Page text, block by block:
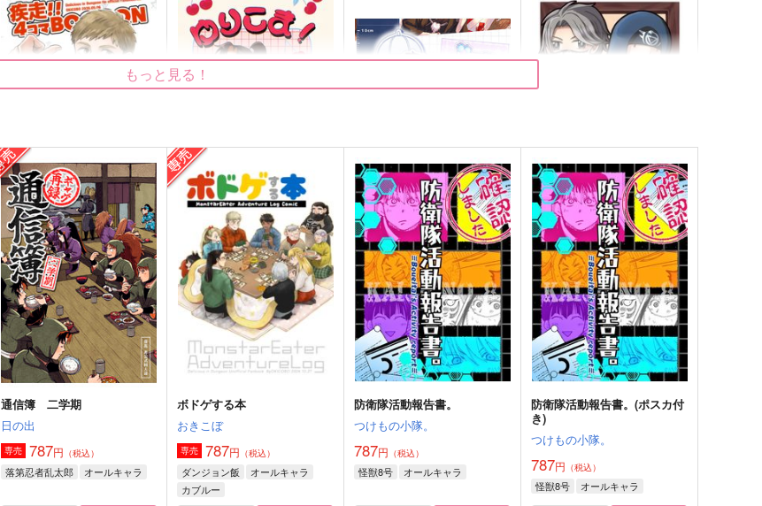
疾走！！4コマBOOOON
おきこぼ
787円（税込）
オールキャラ
サンプル 作品詳細
ゆりこま！
標本箱
787円（税込）
山田利吉×小松田秀作
サンプル 作品詳細
WEDDING アクリルスタンド
来世まで幸せ確定演出
2,357円（税込）
傭兵×占い師
サンプル 作品詳細
納占でコピキャどうでしょう
クラゲ狂想曲
1,100円（税込）
納棺師×占い師
サンプル 作品詳細
もっと見る！
通信簿 二学期
日の出
専売 787円 （税込）
落第忍者乱太郎 オールキャラ
ボドゲする本
おきこぼ
専売 787円 （税込）
ダンジョン飯
オールキャラ
カブルー
防衛隊活動報告書。
つけもの小隊。
787円 （税込）
怪獣8号 オールキャラ
防衛隊活動報告書。(ポスカ付
き)
つけもの小隊。
787円 （税込）
怪獣8号 オールキャラ